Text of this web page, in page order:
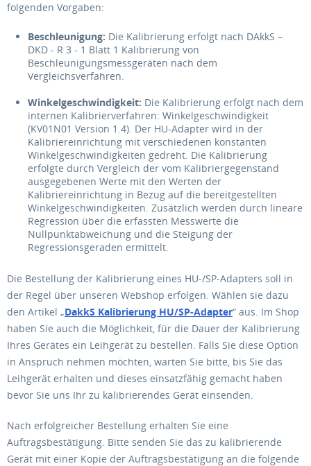
folgenden Vorgaben:
Beschleunigung: Die Kalibrierung erfolgt nach DAkkS –
DKD - R 3 - 1 Blatt 1 Kalibrierung von
Beschleunigungsmessgeräten nach dem
Vergleichsverfahren.
Winkelgeschwindigkeit: Die Kalibrierung erfolgt nach dem
internen Kalibrierverfahren: Winkelgeschwindigkeit
(KV01N01 Version 1.4). Der HU-Adapter wird in der
Kalibriereinrichtung mit verschiedenen konstanten
Winkelgeschwindigkeiten gedreht. Die Kalibrierung
erfolgte durch Vergleich der vom Kalibriergegenstand
ausgegebenen Werte mit den Werten der
Kalibriereinrichtung in Bezug auf die bereitgestellten
Winkelgeschwindigkeiten. Zusätzlich werden durch lineare
Regression über die erfassten Messwerte die
Nullpunktabweichung und die Steigung der
Regressionsgeraden ermittelt.
Die Bestellung der Kalibrierung eines HU-/SP-Adapters soll in
der Regel über unseren Webshop erfolgen. Wählen sie dazu
den Artikel „DakkS Kalibrierung HU/SP-Adapter“ aus. Im Shop
haben Sie auch die Möglichkeit, für die Dauer der Kalibrierung
Ihres Gerätes ein Leihgerät zu bestellen. Falls Sie diese Option
in Anspruch nehmen möchten, warten Sie bitte, bis Sie das
Leihgerät erhalten und dieses einsatzfähig gemacht haben
bevor Sie uns Ihr zu kalibrierendes Gerät einsenden.
Nach erfolgreicher Bestellung erhalten Sie eine
Auftragsbestätigung. Bitte senden Sie das zu kalibrierende
Gerät mit einer Kopie der Auftragsbestätigung an die folgende